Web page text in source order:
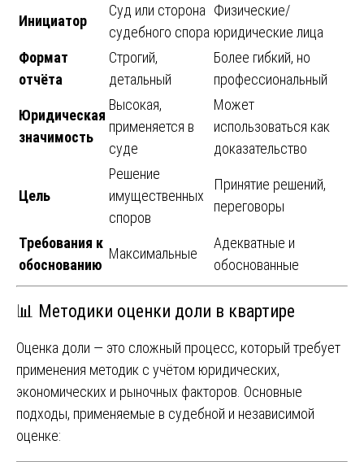
Инициатор
Суд или сторона
судебного спора
Физические/
юридические лица
Формат
отчёта
Строгий,
детальный
Более гибкий, но
профессиональный
Юридическая
значимость
Высокая,
применяется в
суде
Может
использоваться как
доказательство
Цель
Решение
имущественных
споров
Принятие решений,
переговоры
Требования к
обоснованию
Максимальные
Адекватные и
обоснованные
📊 Методики оценки доли в квартире
Оценка доли — это сложный процесс, который требует
применения методик с учётом юридических,
экономических и рыночных факторов. Основные
подходы, применяемые в судебной и независимой
оценке: